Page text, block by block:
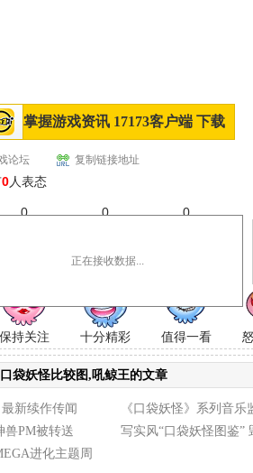
掌握游戏资讯 17173客户端 下载
论坛 复制链接地址
0人表态
0
保持关注
0
十分精彩
0
值得一看
正在接收数据...
袋妖怪比较图,吼鲸王的文章
新续作传闻
《口袋妖怪》系列音
(2014-01-06)
兽PM被转送
写实风“口袋妖怪图鉴”
进化主题周